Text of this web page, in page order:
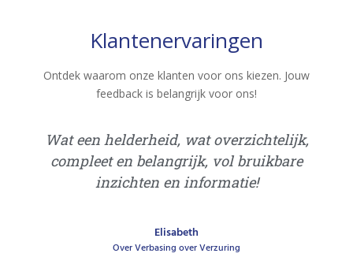
Klantenervaringen
Ontdek waarom onze klanten voor ons kiezen. Jouw
feedback is belangrijk voor ons!
Wat een helderheid, wat overzichtelijk,
compleet en belangrijk, vol bruikbare
inzichten en informatie!
Elisabeth
Over Verbasing over Verzuring